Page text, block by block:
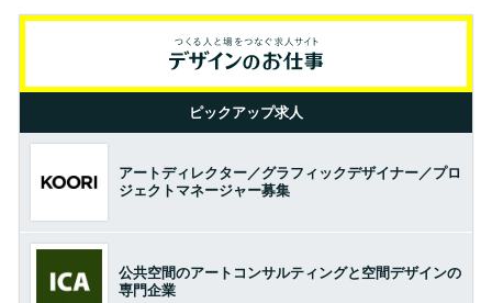
ピックアップ求人
アートディレクター／グラフィックデザイナー／プロ
ジェクトマネージャー募集
公共空間のアートコンサルティングと空間デザインの
専門企業